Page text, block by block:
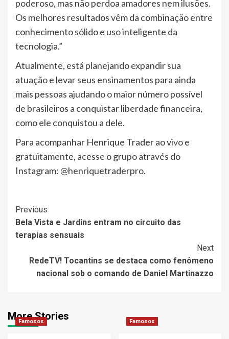
poderoso, mas não perdoa amadores nem ilusões.
Os melhores resultados vêm da combinação entre
conhecimento sólido e uso inteligente da
tecnologia.”
Atualmente, está planejando expandir sua
atuação e levar seus ensinamentos para ainda
mais pessoas ajudando o maior número possível
de brasileiros a conquistar liberdade financeira,
como ele conquistou a dele.
Para acompanhar Henrique Trader ao vivo e
gratuitamente, acesse o grupo através do
Instagram: @henriquetraderpro.
Post
Navigation
Previous
Bela Vista e Jardins entram no circuito das
terapias sensuais
Next
RedeTV! Tocantins se destaca como fenômeno
nacional sob o comando de Daniel Martinazzo
More Stories
Famosos Famosos